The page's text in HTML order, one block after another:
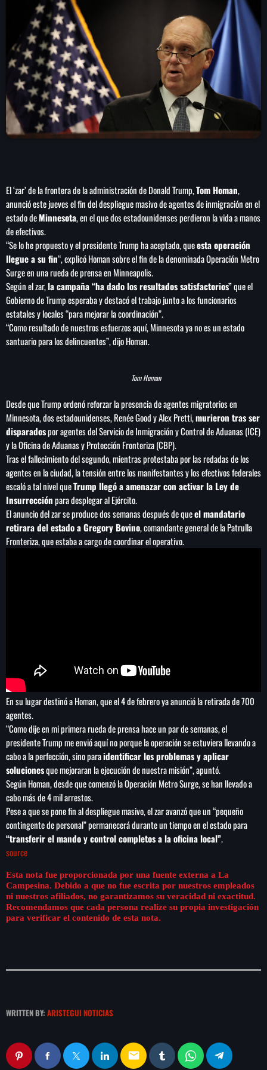
LA CAMPESINA 104.5 FM
play_arrow LA CAMPESINA GEORGIA
INICIO
LOCUCIÓN (TALENTO AL AIRE)
RANKING
COMUNÍCATE
PUBLICIDAD
HISTORIA
SEARCH
Cofepris niega vínculo de lechugas con
ciclosporiasis en EE.UU.
Estados Unidos sanciona a cinco entidades y ocho
funcionarios del aparato militar cubano
México arrasa en los Juegos
Centroamericanos y del Caribe con 407
medallas, 167 de oro
El ‘zar’ de la frontera de la administración de Donald Trump,Tom Homan,
anunció este jueves el fin del despliegue masivo de agentes de inmigración en el
estado deMinnesota, en el que dos estadounidenses perdieron la vida a manos
de efectivos.
“Se lo he propuesto y el presidente Trump ha aceptado, queesta operación
llegue a su fin“, explicó Homan sobre el fin de la denominada Operación Metro
Surge en una rueda de prensa en Minneapolis.
Según el zar,la campaña “ha dado los resultados satisfactorios”que el
Gobierno de Trump esperaba y destacó el trabajo junto a los funcionarios
estatales y locales “para mejorar la coordinación”.
“Como resultado de nuestros esfuerzos aquí,Minnesotaya no es un estado
santuario para los delincuentes”, dijo Homan.
Tom Homan
Desde que Trump ordenó reforzar la presencia de agentes migratorios en
Minnesota, dos estadounidenses, Renée Good y Alex Pretti,murieron tras ser
disparadospor agentes del Servicio de Inmigración y Control de Aduanas (ICE)
y la Oficina de Aduanas y Protección Fronteriza (CBP).
Tras el fallecimiento del segundo, mientras protestaba por las redadas de los
agentes en la ciudad, la tensión entre los manifestantes y los efectivos federales
escaló a tal nivel queTrump llegó a amenazar con activar la Ley de
Insurrecciónpara desplegar al Ejército.
El anuncio del zar se produce dos semanas después de queel mandatario
retirara del estado a Gregory Bovino, comandante general de la Patrulla
Fronteriza, que estaba a cargo de coordinar el operativo.
En su lugar destinó a Homan, que el 4 de febrero ya anunció la retirada de 700
agentes.
“Como dije en mi primera rueda de prensa hace un par de semanas, el
presidente Trump me envió aquí no porque la operación se estuviera llevando a
cabo a la perfección, sino paraidentificar los problemas y aplicar
solucionesque mejoraran la ejecución de nuestra misión”, apuntó.
Según Homan, desde que comenzó la Operación Metro Surge, se han llevado a
cabo más de 4 mil arrestos.
Pese a que se pone fin al despliegue masivo, el zar avanzó que un “pequeño
contingente de personal” permanecerá durante un tiempo en el estado para
“transferir el mando y control completos a la oficina local”.
source
Esta nota fue proporcionada por una fuente externa a La
Campesina. Debido a que no fue escrita por nuestros empleados
ni nuestros afiliados, no garantizamos su veracidad ni exactitud.
Recomendamos que cada persona realize su propia investigación
para verificar el contenido de esta nota.
WRITTEN BY: ARISTEGUI NOTICIAS
email